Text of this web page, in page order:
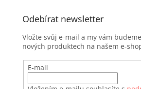
Odebírat newsletter
Vložte svůj e-mail a my vám
nových produktech na našem e-
E-mail